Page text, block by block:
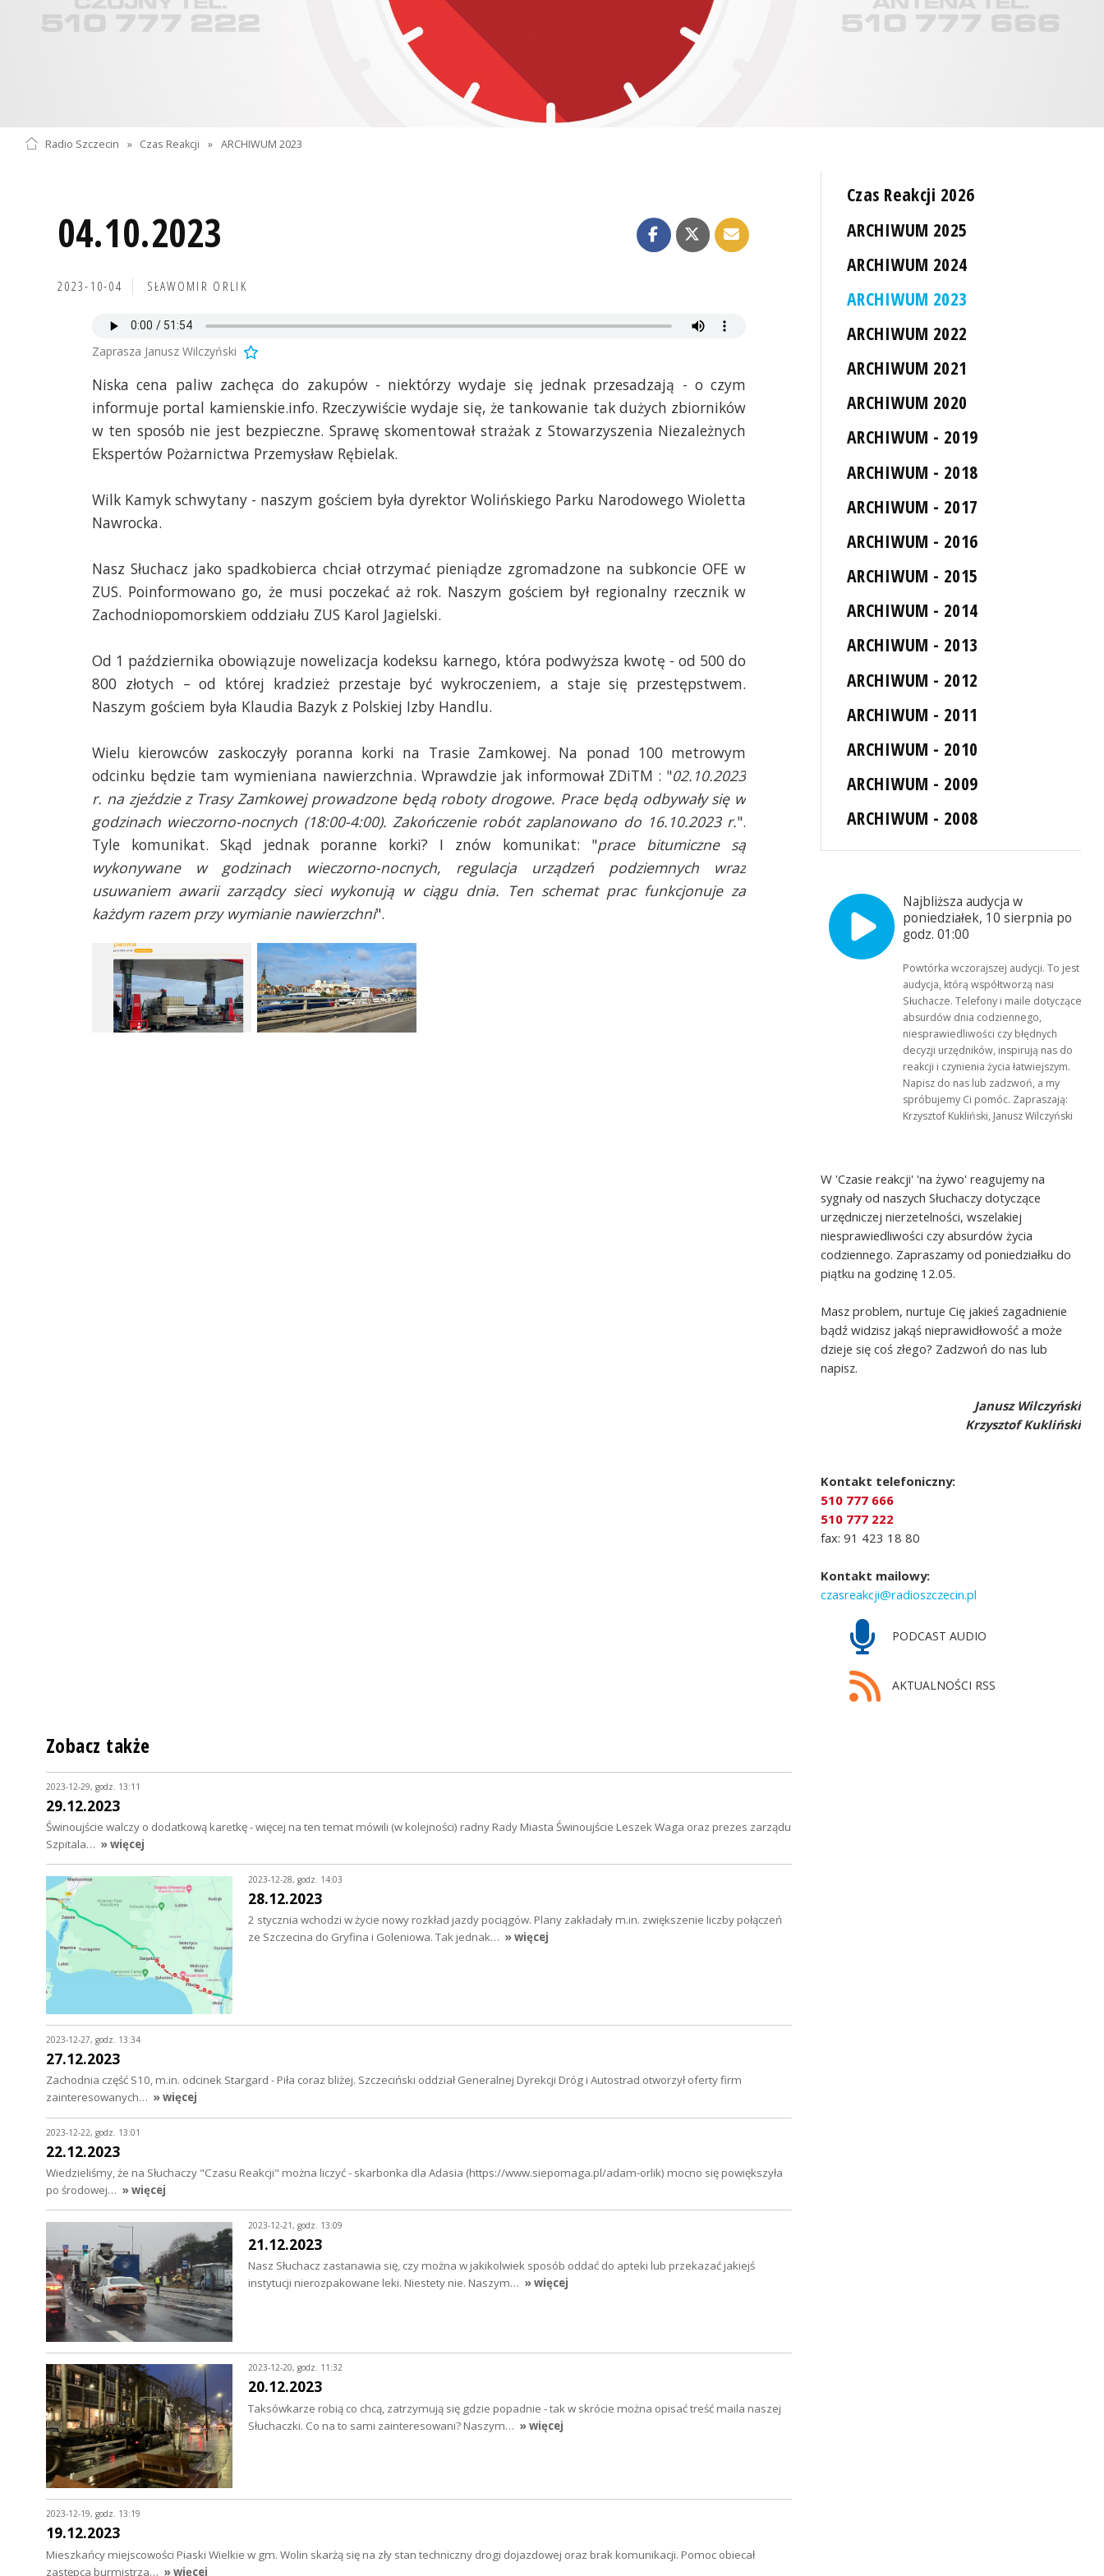
Radio Szczecin » Czas Reakcji » ARCHIWUM 2023
04.10.2023
2023-10-04 SŁAWOMIR ORLIK
Zaprasza Janusz Wilczyński
Niska cena paliw zachęca do zakupów - niektórzy wydaje się jednak przesadzają - o czym
informuje portal kamienskie.info. Rzeczywiście wydaje się, że tankowanie tak dużych zbiorników
w ten sposób nie jest bezpieczne. Sprawę skomentował strażak z Stowarzyszenia Niezależnych
Ekspertów Pożarnictwa Przemysław Rębielak.
Wilk Kamyk schwytany - naszym gościem była dyrektor Wolińskiego Parku Narodowego Wioletta
Nawrocka.
Nasz Słuchacz jako spadkobierca chciał otrzymać pieniądze zgromadzone na subkoncie OFE w
ZUS. Poinformowano go, że musi poczekać aż rok. Naszym gościem był regionalny rzecznik w
Zachodniopomorskiem oddziału ZUS Karol Jagielski.
Od 1 października obowiązuje nowelizacja kodeksu karnego, która podwyższa kwotę - od 500 do
800 złotych – od której kradzież przestaje być wykroczeniem, a staje się przestępstwem.
Naszym gościem była Klaudia Bazyk z Polskiej Izby Handlu.
Wielu kierowców zaskoczyły poranna korki na Trasie Zamkowej. Na ponad 100 metrowym
odcinku będzie tam wymieniana nawierzchnia. Wprawdzie jak informował ZDiTM : "02.10.2023
r. na zjeździe z Trasy Zamkowej prowadzone będą roboty drogowe. Prace będą odbywały się w
godzinach wieczorno-nocnych (18:00-4:00). Zakończenie robót zaplanowano do 16.10.2023 r.".
Tyle komunikat. Skąd jednak poranne korki? I znów komunikat: "prace bitumiczne są
wykonywane w godzinach wieczorno-nocnych, regulacja urządzeń podziemnych wraz
usuwaniem awarii zarządcy sieci wykonują w ciągu dnia. Ten schemat prac funkcjonuje za
każdym razem przy wymianie nawierzchni".
Czas Reakcji 2026
ARCHIWUM 2025
ARCHIWUM 2024
ARCHIWUM 2023
ARCHIWUM 2022
ARCHIWUM 2021
ARCHIWUM 2020
ARCHIWUM - 2019
ARCHIWUM - 2018
ARCHIWUM - 2017
ARCHIWUM - 2016
ARCHIWUM - 2015
ARCHIWUM - 2014
ARCHIWUM - 2013
ARCHIWUM - 2012
ARCHIWUM - 2011
ARCHIWUM - 2010
ARCHIWUM - 2009
ARCHIWUM - 2008
Najbliższa audycja w
poniedziałek, 10 sierpnia po
godz. 01:00
Powtórka wczorajszej audycji. To jest
audycja, którą współtworzą nasi
Słuchacze. Telefony i maile dotyczące
absurdów dnia codziennego,
niesprawiedliwości czy błędnych
decyzji urzędników, inspirują nas do
reakcji i czynienia życia łatwiejszym.
Napisz do nas lub zadzwoń, a my
spróbujemy Ci pomóc. Zapraszają:
Krzysztof Kukliński, Janusz Wilczyński
W 'Czasie reakcji' 'na żywo' reagujemy na
sygnały od naszych Słuchaczy dotyczące
urzędniczej nierzetelności, wszelakiej
niesprawiedliwości czy absurdów życia
codziennego. Zapraszamy od poniedziałku do
piątku na godzinę 12.05.
Masz problem, nurtuje Cię jakieś zagadnienie
bądź widzisz jakąś nieprawidłowość a może
dzieje się coś złego? Zadzwoń do nas lub
napisz.
Janusz Wilczyński
Krzysztof Kukliński
Kontakt telefoniczny:
510 777 666
510 777 222
fax: 91 423 18 80
Kontakt mailowy:
czasreakcji@radioszczecin.pl
PODCAST AUDIO
AKTUALNOŚCI RSS
Zobacz także
2023-12-29, godz. 13:11
29.12.2023
Świnoujście walczy o dodatkową karetkę - więcej na ten temat mówili (w kolejności) radny Rady Miasta Świnoujście Leszek Waga oraz prezes zarządu
Szpitala… » więcej
2023-12-28, godz. 14:03
28.12.2023
2 stycznia wchodzi w życie nowy rozkład jazdy pociągów. Plany zakładały m.in. zwiększenie liczby połączeń
ze Szczecina do Gryfina i Goleniowa. Tak jednak… » więcej
2023-12-27, godz. 13:34
27.12.2023
Zachodnia część S10, m.in. odcinek Stargard - Piła coraz bliżej. Szczeciński oddział Generalnej Dyrekcji Dróg i Autostrad otworzył oferty firm
zainteresowanych… » więcej
2023-12-22, godz. 13:01
22.12.2023
Wiedzieliśmy, że na Słuchaczy "Czasu Reakcji" można liczyć - skarbonka dla Adasia (https://www.siepomaga.pl/adam-orlik) mocno się powiększyła
po środowej… » więcej
2023-12-21, godz. 13:09
21.12.2023
Nasz Słuchacz zastanawia się, czy można w jakikolwiek sposób oddać do apteki lub przekazać jakiejś
instytucji nierozpakowane leki. Niestety nie. Naszym… » więcej
2023-12-20, godz. 11:32
20.12.2023
Taksówkarze robią co chcą, zatrzymują się gdzie popadnie - tak w skrócie można opisać treść maila naszej
Słuchaczki. Co na to sami zainteresowani? Naszym… » więcej
2023-12-19, godz. 13:19
19.12.2023
Mieszkańcy miejscowości Piaski Wielkie w gm. Wolin skarżą się na zły stan techniczny drogi dojazdowej oraz brak komunikacji. Pomoc obiecał
zastępca burmistrza… » więcej